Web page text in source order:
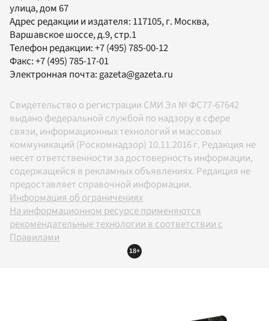
улица, дом 67
Адрес редакции и издателя: 117105, г. Москва,
Варшавское шоссе, д.9, стр.1
Телефон редакции:+7 (495) 785-00-12
Факс:+7 (495) 785-17-01
Электронная почта:gazeta@gazeta.ru
Свидетельство о регистрации СМИ Эл № ФС77-67642
выдано федеральной службой по надзору в сфере
связи, информационных технологий и массовых
коммуникаций (Роскомнадзор) 10.11.2016 г. Редакция не
несет ответственности за достоверность информации,
содержащейся в рекламных объявлениях. Редакция не
предоставляет справочной информации.
Информация об ограничениях
На информационном ресурсе применяются
рекомендательные технологии в соответствии с
Правилами
18+